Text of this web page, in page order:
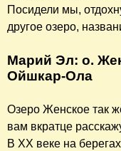
Посидели мы,
другое озеро,
Марий Эл: о.
Ойшкар-Ола
Озеро Женское так
вам вкратце
В ХХ веке на